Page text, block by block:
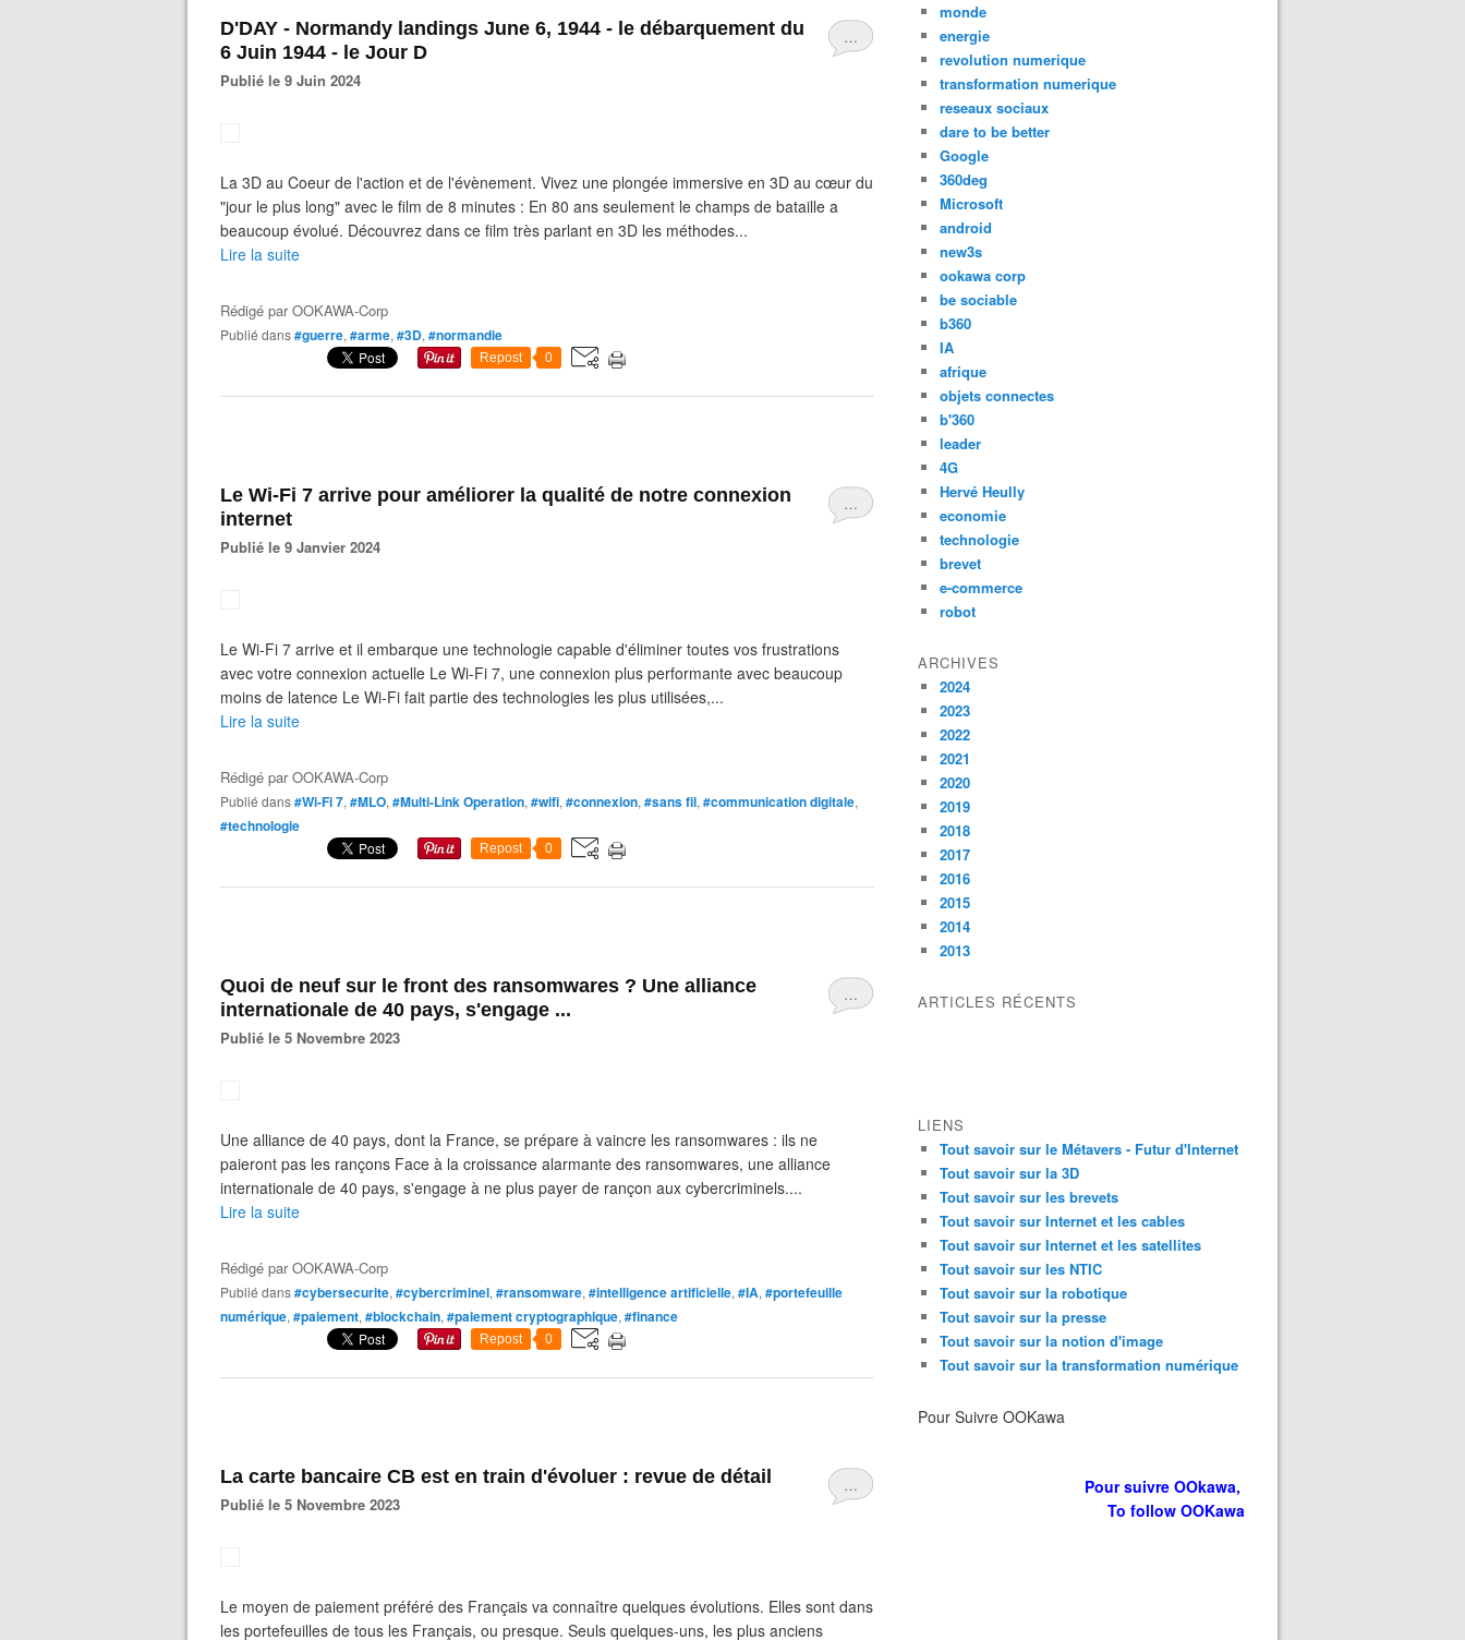
…
D'DAY - Normandy landings June 6, 1944 - le débarquement du
6 Juin 1944 - le Jour D
Publié le 9 Juin 2024
La 3D au Coeur de l'action et de l'évènement. Vivez une plongée immersive en 3D au cœur du
"jour le plus long" avec le film de 8 minutes : En 80 ans seulement le champs de bataille a
beaucoup évolué. Découvrez dans ce film très parlant en 3D les méthodes...
Lire la suite
Rédigé parOOKAWA-Corp
Publié dans#guerre, #arme, #3D, #normandie
Repost 0
…
Le Wi-Fi 7 arrive pour améliorer la qualité de notre connexion
internet
Publié le 9 Janvier 2024
Le Wi-Fi 7 arrive et il embarque une technologie capable d'éliminer toutes vos frustrations
avec votre connexion actuelle Le Wi-Fi 7, une connexion plus performante avec beaucoup
moins de latence Le Wi-Fi fait partie des technologies les plus utilisées,...
Lire la suite
Rédigé parOOKAWA-Corp
Publié dans#Wi-Fi 7, #MLO, #Multi-Link Operation, #wifi, #connexion, #sans fil, #communication digitale,
#technologie
Repost 0
…
Quoi de neuf sur le front des ransomwares ? Une alliance
internationale de 40 pays, s'engage ...
Publié le 5 Novembre 2023
Une alliance de 40 pays, dont la France, se prépare à vaincre les ransomwares : ils ne
paieront pas les rançons Face à la croissance alarmante des ransomwares, une alliance
internationale de 40 pays, s'engage à ne plus payer de rançon aux cybercriminels....
Lire la suite
Rédigé parOOKAWA-Corp
Publié dans#cybersecurite, #cybercriminel, #ransomware, #intelligence artificielle, #IA, #portefeuille
numérique, #paiement, #blockchain, #paiement cryptographique, #finance
Repost 0
…
La carte bancaire CB est en train d'évoluer : revue de détail
Publié le 5 Novembre 2023
Le moyen de paiement préféré des Français va connaître quelques évolutions. Elles sont dans
les portefeuilles de tous les Français, ou presque. Seuls quelques-uns, les plus anciens
monde
energie
revolution numerique
transformation numerique
reseaux sociaux
dare to be better
Google
360deg
Microsoft
android
new3s
ookawa corp
be sociable
b360
IA
afrique
objets connectes
b'360
leader
4G
Hervé Heully
economie
technologie
brevet
e-commerce
robot
ARCHIVES
2024
2023
2022
2021
2020
2019
2018
2017
2016
2015
2014
2013
ARTICLES RÉCENTS
LIENS
Tout savoir sur le Métavers - Futur d'Internet
Tout savoir sur la 3D
Tout savoir sur les brevets
Tout savoir sur Internet et les cables
Tout savoir sur Internet et les satellites
Tout savoir sur les NTIC
Tout savoir sur la robotique
Tout savoir sur la presse
Tout savoir sur la notion d'image
Tout savoir sur la transformation numérique
Pour Suivre OOKawa
Pour suivre OOkawa,
To follow OOKawa